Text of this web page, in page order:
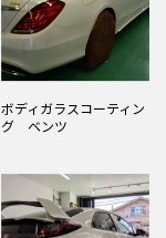
ボディガラスコーティン
グ ベンツ